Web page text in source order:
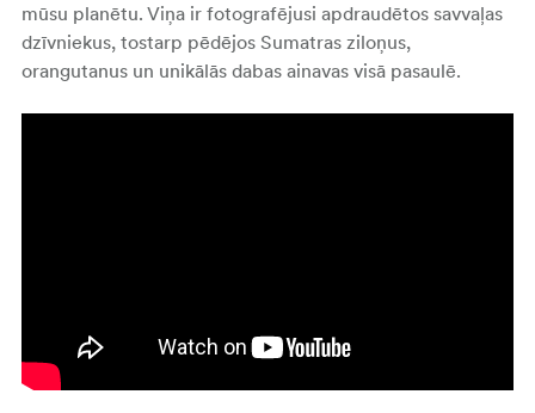
mūsu planētu. Viņa ir fotografējusi apdraudētos savvaļas
dzīvniekus, tostarp pēdējos Sumatras ziloņus,
orangutanus un unikālās dabas ainavas visā pasaulē.